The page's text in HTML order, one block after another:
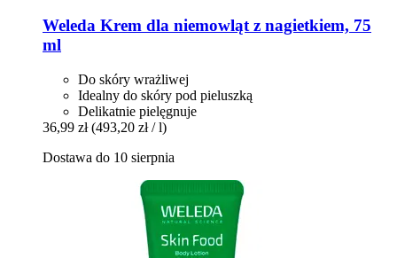
Weleda Krem dla niemowląt z nagietkiem, 75
ml
Do skóry wrażliwej
Idealny do skóry pod pieluszką
Delikatnie pielęgnuje
36,99 zł (493,20 zł / l)
Dostawa do 10 sierpnia